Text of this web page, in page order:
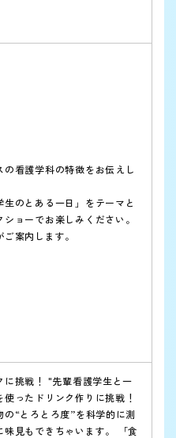
の看護学科の特徴をお伝えし
生のとある一日」をテーマと
ショーでお楽しみください。
案内します。
に挑戦！ "先輩看護学生と一
ったドリンク作りに挑戦！
の“とろとろ度”を科学的に測
味見もできちゃいます。 「食